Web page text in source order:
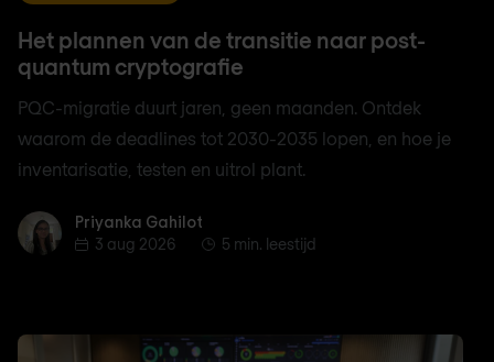
Het plannen van de transitie naar post-
quantum cryptografie
PQC-migratie duurt jaren, geen maanden. Ontdek
waarom de deadlines tot 2030-2035 lopen, en hoe je
inventarisatie, testen en uitrol plant.
Priyanka Gahilot
Priyanka Gahilot
3 aug 2026
5 min. leestijd